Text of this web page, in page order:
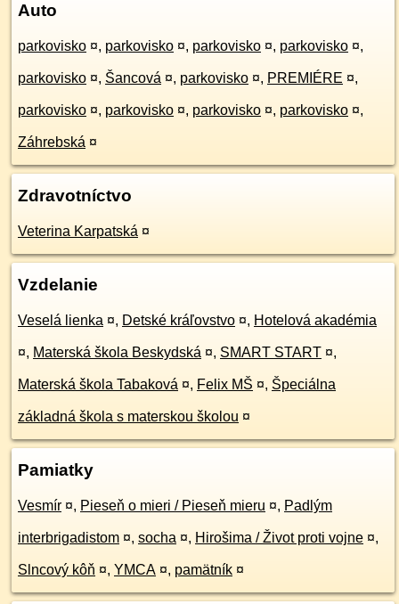
Auto
parkovisko ¤, parkovisko ¤, parkovisko ¤, parkovisko ¤,
parkovisko ¤, Šancová ¤, parkovisko ¤, PREMIÉRE ¤,
parkovisko ¤, parkovisko ¤, parkovisko ¤, parkovisko ¤,
Záhrebská ¤
Zdravotníctvo
Veterina Karpatská ¤
Vzdelanie
Veselá lienka ¤, Detské kráľovstvo ¤, Hotelová akadémia
¤, Materská škola Beskydská ¤, SMART START ¤,
Materská škola Tabaková ¤, Felix MŠ ¤, Špeciálna
základná škola s materskou školou ¤
Pamiatky
Vesmír ¤, Pieseň o mieri / Pieseň mieru ¤, Padlým
interbrigadistom ¤, socha ¤, Hirošima / Život proti vojne ¤,
Slncový kôň ¤, YMCA ¤, pamätník ¤